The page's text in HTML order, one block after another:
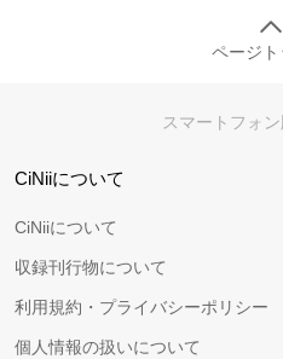
ページ
スマートフォン
CiNiiについて
CiNiiについて
収録刊行物について
利用規約・プライバシーポリシー
個人情報の扱いについて